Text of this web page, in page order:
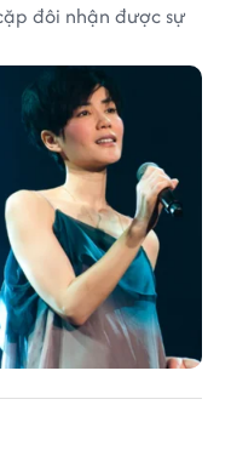
đôi nhận được sự